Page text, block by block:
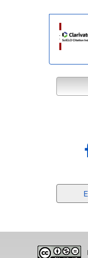
un